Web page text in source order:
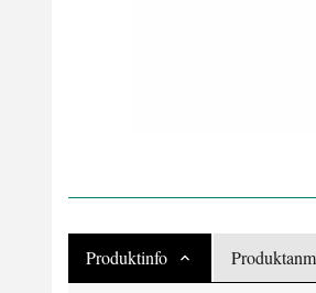
Produktinfo